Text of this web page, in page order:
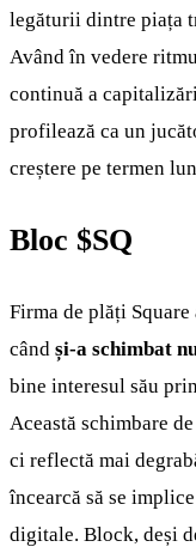
legăturii dintre piața
Având în vedere
continuă a
profilează ca un
creștere pe termen
Bloc $SQ
Firma de plăți
când și-a schimbat
bine interesul său
Această schimbare
ci reflectă mai
încearcă să se
digitale. Block, deși